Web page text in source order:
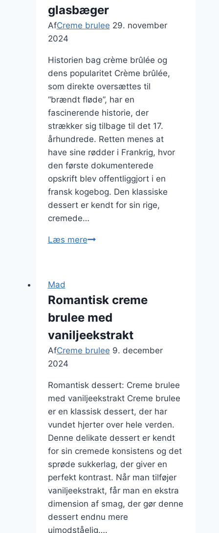
glasbæger
AfCreme brulee 29. november
2024
Historien bag crème brûlée og
dens popularitet Crème brûlée,
som direkte oversættes til
“brændt fløde”, har en
fascinerende historie, der
strækker sig tilbage til det 17.
århundrede. Retten menes at
have sine rødder i Frankrig, hvor
den første dokumenterede
opskrift blev offentliggjort i en
fransk kogebog. Den klassiske
dessert er kendt for sin rige,
cremede…
Læs mereIdeer
brûlée
i
glasbæger
Mad
Romantisk creme
brulee med
vaniljeekstrakt
AfCreme brulee 9. december
2024
Romantisk dessert: Creme brulee
med vaniljeekstrakt Creme brulee
er en klassisk dessert, der har
vundet hjerter over hele verden.
Denne delikate dessert er kendt
for sin cremede konsistens og det
sprøde sukkerlag, der giver en
perfekt kontrast. Når man tilføjer
vaniljeekstrakt, får man en ekstra
dimension af smag, der gør denne
dessert endnu mere
uimodståelig….